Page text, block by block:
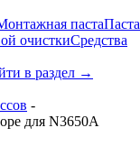
пастаПаста
очисткиСредства
в раздел →
-
для N3650A